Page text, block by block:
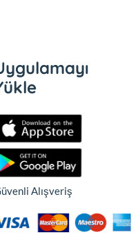
Alışveriş